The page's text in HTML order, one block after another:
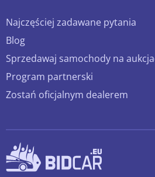
Najczęściej zadawane pytania
Blog
Sprzedawaj samochody na
Program partnerski
Zostań oficjalnym dealerem